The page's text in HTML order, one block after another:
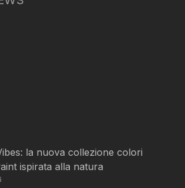
la nuova collezione colori
ispirata alla natura